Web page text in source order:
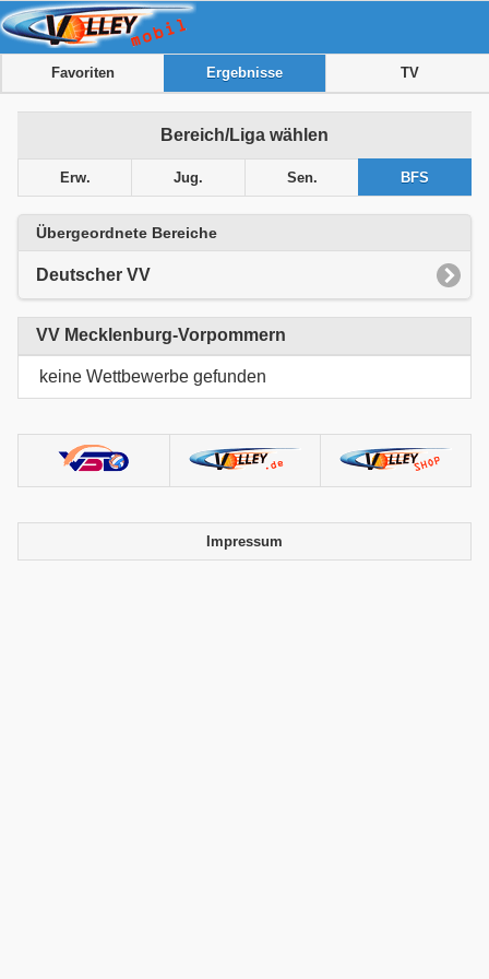
Favoriten Ergebnisse TV
Bereich/Liga wählen
Erw. Jug. Sen. BFS
Übergeordnete Bereiche
Deutscher VV
VV Mecklenburg-Vorpommern
keine Wettbewerbe gefunden
Impressum